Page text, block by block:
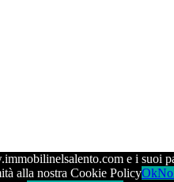
e i suoi
alla nostra Cookie PolicyOkNo